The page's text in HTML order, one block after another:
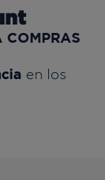
COMPRAS
en los